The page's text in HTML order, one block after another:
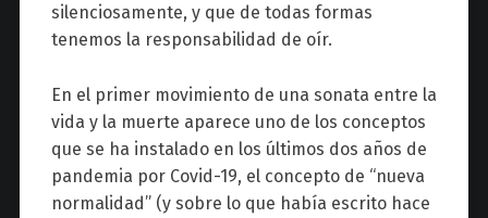
silenciosamente, y que de todas formas
tenemos la responsabilidad de oír.
En el primer movimiento de una sonata entre la
vida y la muerte aparece uno de los conceptos
que se ha instalado en los últimos dos años de
pandemia por Covid-19, el concepto de “nueva
normalidad” (y sobre lo que había escrito hace